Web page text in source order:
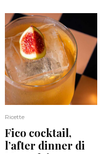
Ricette
Fico cocktail,
l’after dinner di